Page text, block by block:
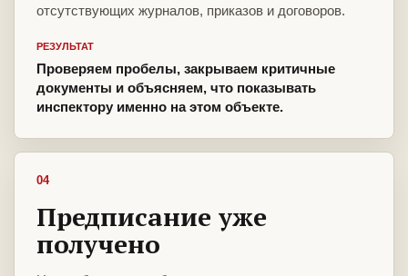
отсутствующих журналов, приказов и договоров.
РЕЗУЛЬТАТ
Проверяем пробелы, закрываем критичные
документы и объясняем, что показывать
инспектору именно на этом объекте.
04
Предписание уже
получено